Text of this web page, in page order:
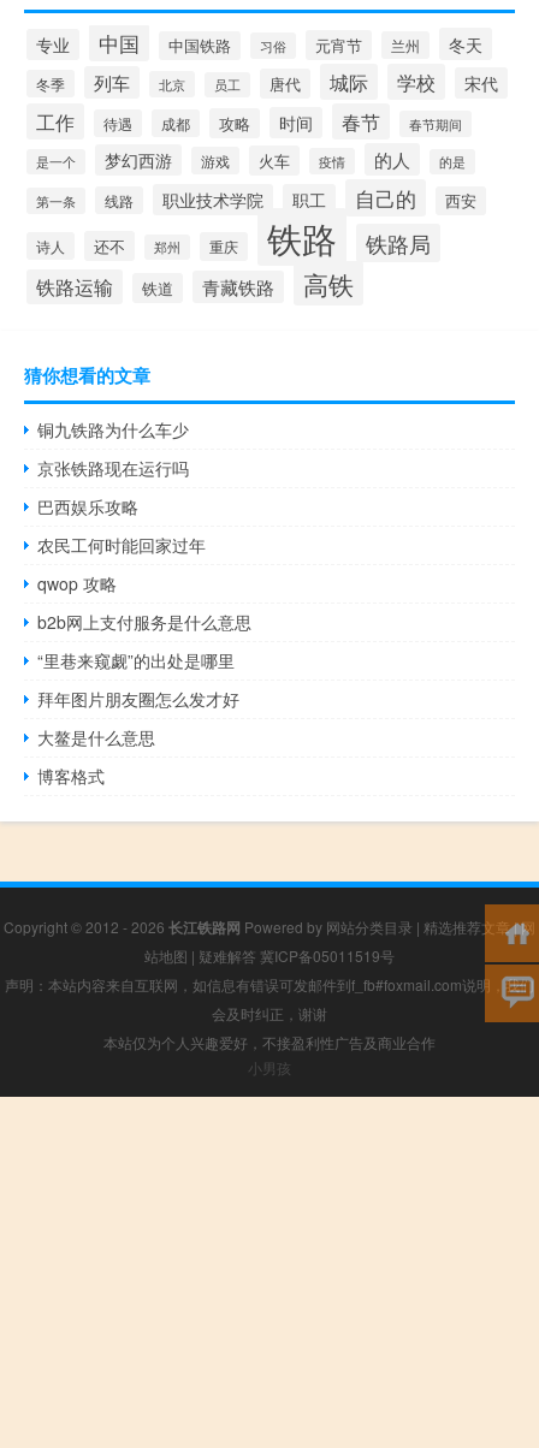
专业 中国 中国铁路 习俗 元宵节 兰州 冬天
冬季 列车 北京 员工 唐代 城际 学校 宋代
工作 待遇 成都 攻略 时间 春节 春节期间
是一个 梦幻西游 游戏 火车 疫情 的人 的是
第一条 线路 职业技术学院 职工 自己的 西安
诗人 还不 郑州 重庆 铁路 铁路局
铁路运输 铁道 青藏铁路 高铁
猜你想看的文章
铜九铁路为什么车少
京张铁路现在运行吗
巴西娱乐攻略
农民工何时能回家过年
qwop 攻略
b2b网上支付服务是什么意思
“里巷来窥觑”的出处是哪里
拜年图片朋友圈怎么发才好
大鳌是什么意思
博客格式
Copyright © 2012 - 2026 长江铁路网 Powered by 网站分类目录 | 精选推荐文章|网
站地图 | 疑难解答 冀ICP备05011519号
声明：本站内容来自互联网，如信息有错误可发邮件到f_fb#foxmail.com说明，我们
会及时纠正，谢谢
本站仅为个人兴趣爱好，不接盈利性广告及商业合作
小男孩